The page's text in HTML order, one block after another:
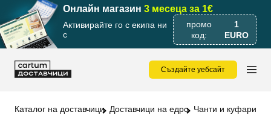
Онлайн магазин 3 месеца за 1€
Активирайте го с екипа ни
с
промо
код:
1
EURO
Създайте уебсайт
Каталог на доставчици Доставчици на едро Чанти и куфари